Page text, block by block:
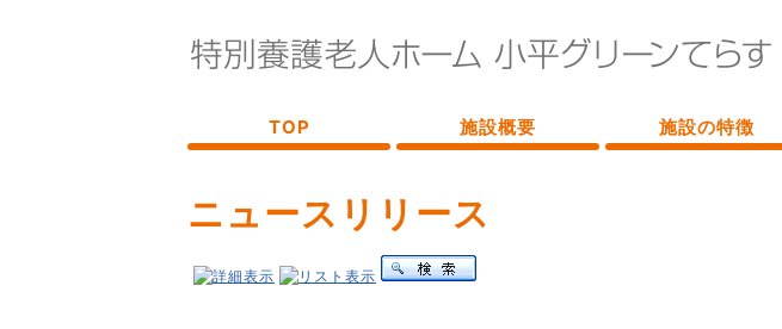
TOP 施設概要 施設の特徴
ニュースリリース